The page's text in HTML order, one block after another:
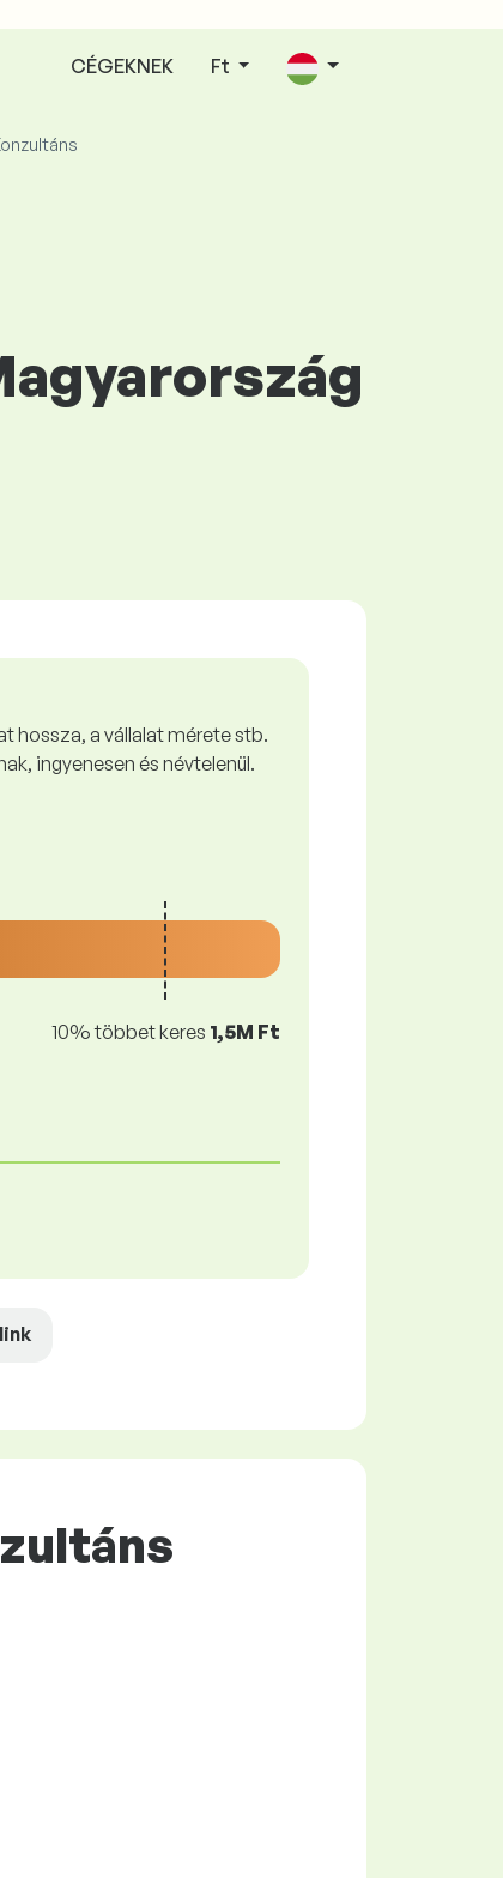
CÉGEKNEK Ft
hossza, a vállalat mérete stb.
ingyenesen és névtelenül.
10% többet keres 1,5M Ft